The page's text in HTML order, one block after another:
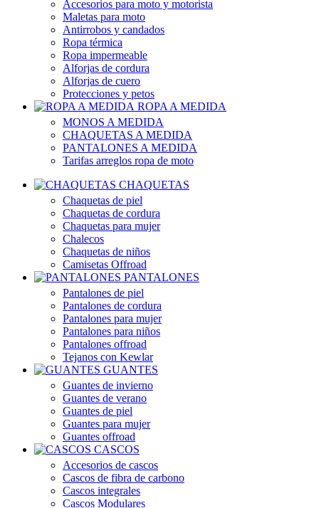
Accesorios para moto y motorista
Maletas para moto
Antirrobos y candados
Ropa térmica
Ropa impermeable
Alforjas de cordura
Alforjas de cuero
Protecciones y petos
ROPA A MEDIDA
MONOS A MEDIDA
CHAQUETAS A MEDIDA
PANTALONES A MEDIDA
Tarifas arreglos ropa de moto
CHAQUETAS
Chaquetas de piel
Chaquetas de cordura
Chaquetas para mujer
Chalecos
Chaquetas de niños
Camisetas Offroad
PANTALONES
Pantalones de piel
Pantalones de cordura
Pantalones para mujer
Pantalones para niños
Pantalones offroad
Tejanos con Kewlar
GUANTES
Guantes de invierno
Guantes de verano
Guantes de piel
Guantes para mujer
Guantes offroad
CASCOS
Accesorios de cascos
Cascos de fibra de carbono
Cascos integrales
Cascos Modulares